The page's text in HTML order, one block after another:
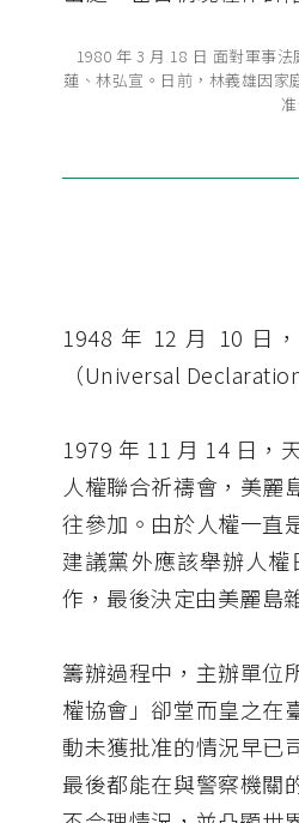
1980 年 3 月 18 日 面對軍事
蓮、林弘宣。日前，林義雄因
1948 年 12 月 10 日
（Universal
1979 年 11 月 14 日，
人權聯合祈禱會，美麗
往參加。由於人權一直
建議黨外應該舉辦人
作，最後決定由美麗島
籌辦過程中，主辦單位
權協會」卻堂而皇之在
動未獲批准的情況早已
最後都能在與警察機關